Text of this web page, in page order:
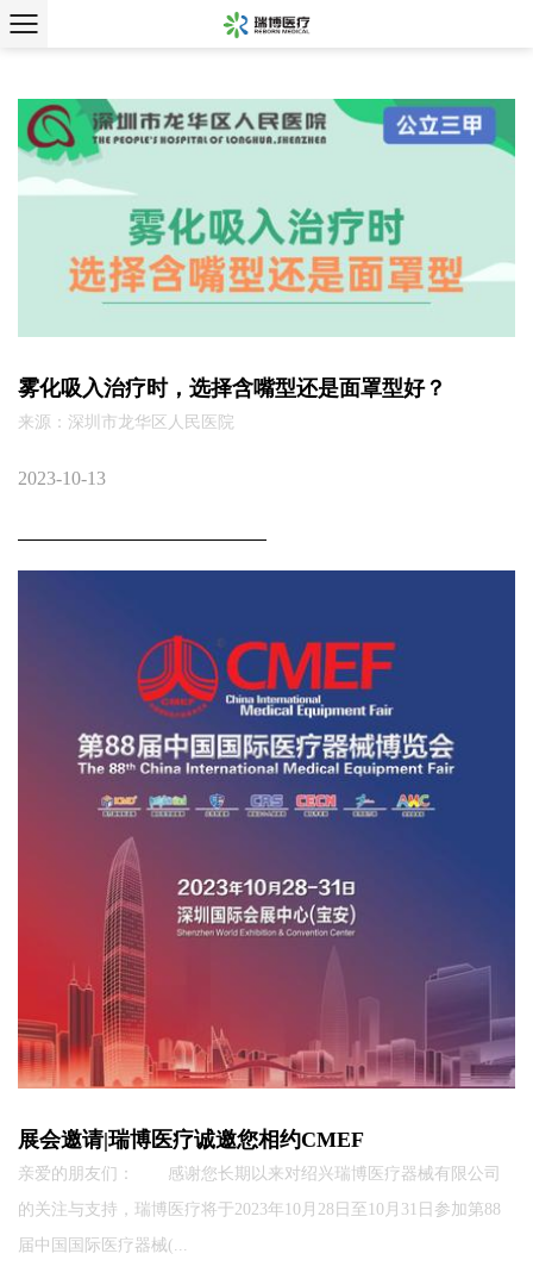
雾化吸入治疗时，选择含嘴型还是面罩型好？
来源：深圳市龙华区人民医院
2023-10-13
展会邀请|瑞博医疗诚邀您相约CMEF
亲爱的朋友们： 感谢您长期以来对绍兴瑞博医疗器械有限公司
的关注与支持，瑞博医疗将于2023年10月28日至10月31日参加第88
届中国国际医疗器械(...